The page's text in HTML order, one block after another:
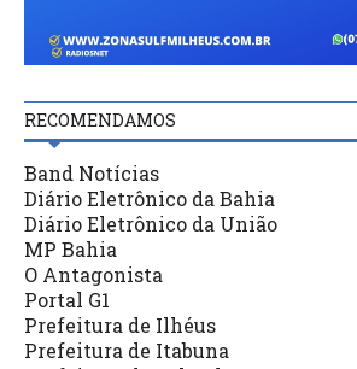
RECOMENDAMOS
Band Notícias
Diário Eletrônico da Bahia
Diário Eletrônico da União
MP Bahia
O Antagonista
Portal G1
Prefeitura de Ilhéus
Prefeitura de Itabuna